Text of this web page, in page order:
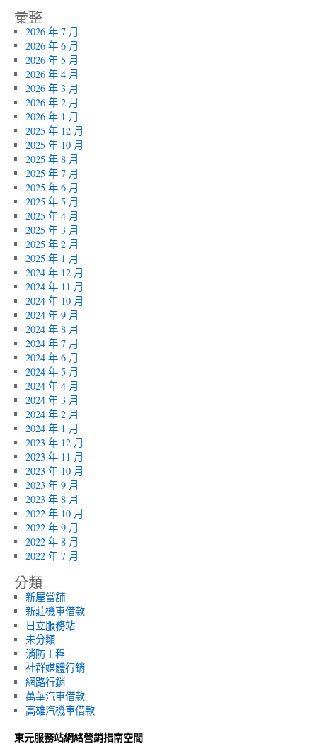
彙整
2026 年 7 月
2026 年 6 月
2026 年 5 月
2026 年 4 月
2026 年 3 月
2026 年 2 月
2026 年 1 月
2025 年 12 月
2025 年 10 月
2025 年 8 月
2025 年 7 月
2025 年 6 月
2025 年 5 月
2025 年 4 月
2025 年 3 月
2025 年 2 月
2025 年 1 月
2024 年 12 月
2024 年 11 月
2024 年 10 月
2024 年 9 月
2024 年 8 月
2024 年 7 月
2024 年 6 月
2024 年 5 月
2024 年 4 月
2024 年 3 月
2024 年 2 月
2024 年 1 月
2023 年 12 月
2023 年 11 月
2023 年 10 月
2023 年 9 月
2023 年 8 月
2022 年 10 月
2022 年 9 月
2022 年 8 月
2022 年 7 月
分類
新屋當舖
新莊機車借款
日立服務站
未分類
消防工程
社群媒體行銷
網路行銷
萬華汽車借款
高雄汽機車借款
東元服務站網絡營銷指南空間